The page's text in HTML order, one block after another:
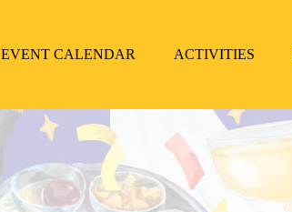
EVENT CALENDAR ACTIVITIES